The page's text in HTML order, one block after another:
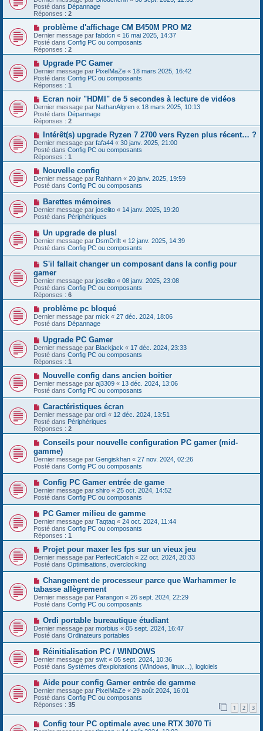
a
g
e
m
e
a
g
e
u
v
e
a
u
m
e
s
s
a
g
e
Posté dans Dépannage
Réponses : 2
N
o
u
v
e
a
m
e
s
s
a
g
e
problème d'affichage CM B450M PRO M2
Dernier message par fabdcn « 16 mai 2025, 14:37
Posté dans Config PC ou composants
Réponses : 2
N
o
u
v
e
a
u
m
e
s
s
a
g
e
Upgrade PC Gamer
Dernier message par PixelMaZe « 18 mars 2025, 16:42
Posté dans Config PC ou composants
Réponses : 1
N
o
u
v
e
a
u
m
e
s
s
a
g
e
Ecran noir "HDMI" de 5 secondes à lecture de vidéos
Dernier message par NathanAlgren « 18 mars 2025, 10:13
Posté dans Dépannage
Réponses : 2
N
o
u
v
e
a
u
m
e
s
a
g
e
Intérêt(s) upgrade Ryzen 7 2700 vers Ryzen plus récent… ?
Dernier message par fafa44 « 30 janv. 2025, 21:00
Posté dans Config PC ou composants
Réponses : 1
N
o
u
v
e
a
u
m
e
s
s
a
g
e
Nouvelle config
Dernier message par Rahhann « 20 janv. 2025, 19:59
Posté dans Config PC ou composants
N
o
u
v
e
a
u
m
e
s
s
a
g
e
Barettes mémoires
Dernier message par joselito « 14 janv. 2025, 19:20
Posté dans Périphériques
N
o
u
v
e
a
u
m
e
s
s
a
g
e
Un upgrade de plus!
Dernier message par DsmDrift « 12 janv. 2025, 14:39
Posté dans Config PC ou composants
N
u
v
e
a
m
e
s
s
a
g
e
S'il fallait changer un composant dans la config pour
gamer
Dernier message par joselito « 08 janv. 2025, 23:08
Posté dans Config PC ou composants
Réponses : 6
N
o
u
v
e
a
u
m
e
s
a
g
e
problème pc bloqué
Dernier message par mick « 27 déc. 2024, 18:06
Posté dans Dépannage
N
o
u
v
e
a
u
m
e
s
a
g
e
Upgrade PC Gamer
Dernier message par Blackjack « 17 déc. 2024, 23:33
Posté dans Config PC ou composants
Réponses : 1
N
o
u
v
a
u
m
e
s
a
g
e
Nouvelle config dans ancien boitier
Dernier message par aj3309 « 13 déc. 2024, 13:06
Posté dans Config PC ou composants
N
o
u
v
e
a
m
e
s
s
a
g
e
Caractéristiques écran
Dernier message par ordi « 12 déc. 2024, 13:51
Posté dans Périphériques
Réponses : 2
N
u
v
e
a
u
m
e
s
s
a
g
e
Conseils pour nouvelle configuration PC gamer (mid-
gamme)
Dernier message par Gengiskhan « 27 nov. 2024, 02:26
Posté dans Config PC ou composants
N
o
u
v
e
a
u
m
e
s
a
g
e
Config PC Gamer entrée de game
Dernier message par shiro « 25 oct. 2024, 14:52
Posté dans Config PC ou composants
N
o
u
v
e
a
u
m
e
s
a
g
e
PC Gamer milieu de gamme
Dernier message par Taqtaq « 24 oct. 2024, 11:44
Posté dans Config PC ou composants
Réponses : 1
N
o
u
v
a
u
m
e
s
s
g
e
Projet pour maxer les fps sur un vieux jeu
Dernier message par PerfectCatch « 22 oct. 2024, 20:33
Posté dans Optimisations, overclocking
N
o
u
v
e
a
u
m
e
s
s
a
g
e
Changement de processeur parce que Warhammer le
tabasse allègrement
Dernier message par Parangon « 26 sept. 2024, 22:29
Posté dans Config PC ou composants
N
o
u
v
e
a
u
m
e
s
s
a
g
e
Ordi portable bureautique étudiant
Dernier message par morbius « 05 sept. 2024, 16:47
Posté dans Ordinateurs portables
N
o
u
v
a
u
m
e
s
s
a
Réinitialisation PC / WINDOWS
Dernier message par swit « 05 sept. 2024, 10:36
Posté dans Systèmes d'exploitations (Windows, linux...), logiciels
N
o
u
v
e
a
u
Aide pour config Gamer entrée de gamme
Dernier message par PixelMaZe « 29 août 2024, 16:01
Posté dans Config PC ou composants
Réponses : 35 1 2 3
N
o
Config tour PC optimale avec une RTX 3070 Ti